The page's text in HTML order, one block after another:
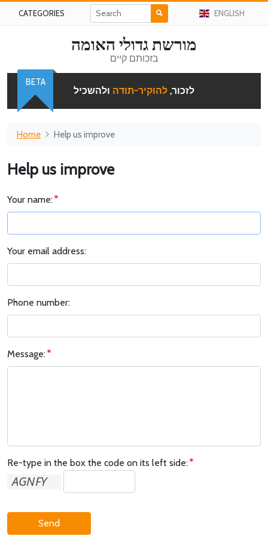
CATEGORIES ENGLISH
מורשת גדולי האומה
בזכותם קיים
לזכור, להוקיר-תודה ולהשכיל
BETA
Home Help us improve
Help us improve
Your name:
Your email address:
Phone number:
Message:
Re-type in the box the code on its left side:
Send